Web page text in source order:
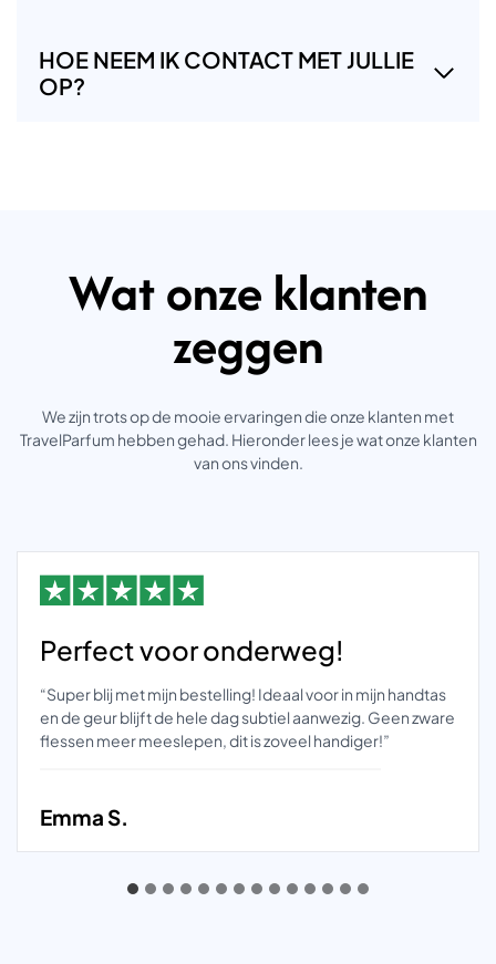
HOE NEEM IK CONTACT MET JULLIE
OP?
Wat onze klanten
zeggen
We zijn trots op de mooie ervaringen die onze klanten met
TravelParfum hebben gehad. Hieronder lees je wat onze klanten
van ons vinden.
Perfect voor onderweg!
“Super blij met mijn bestelling! Ideaal voor in mijn handtas
en de geur blijft de hele dag subtiel aanwezig. Geen zware
flessen meer meeslepen, dit is zoveel handiger!”
Emma S.